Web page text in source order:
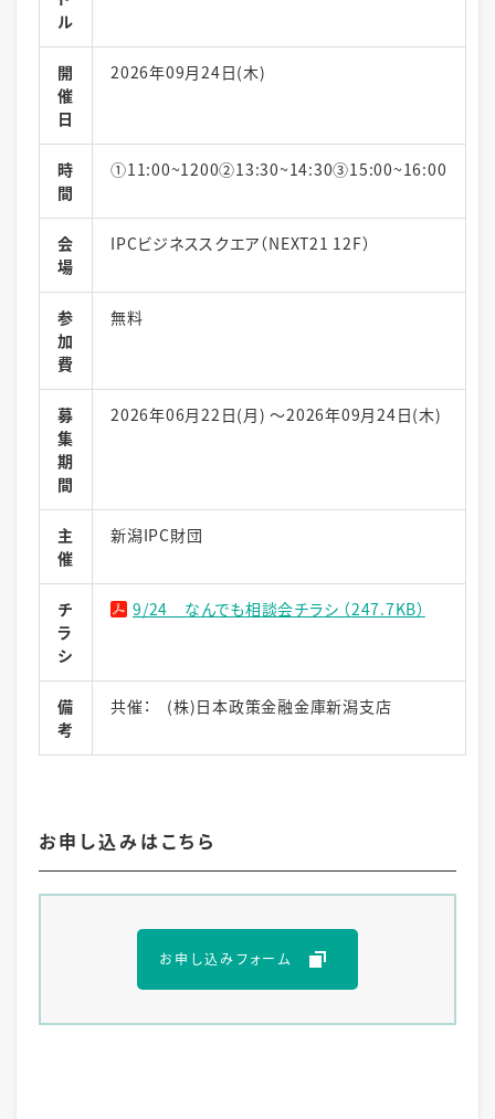
ル
開
催
日
2026年09月24日(木)
時
間
①11:00~1200②13:30~14:30③15:00~16:00
会
場
IPCビジネススクエア（NEXT21 12F）
参
加
費
無料
募
集
期
間
2026年06月22日(月) ～2026年09月24日(木)
主
催
新潟IPC財団
チ
ラ
シ
9/24 なんでも相談会チラシ （247.7KB）
備
考
共催： (株)日本政策金融金庫新潟支店
お申し込みはこちら
お申し込みフォーム